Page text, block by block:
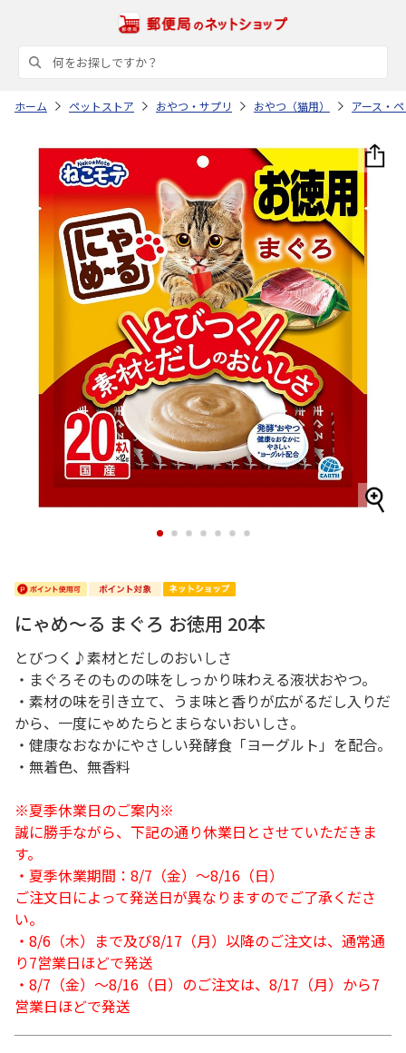
ホーム ペットストア おやつ・サプリ おやつ（猫用） アース・
1 2 3 4 5 6 7
にゃめ～る まぐろ お徳用 20本
とびつく♪素材とだしのおいしさ
・まぐろそのものの味をしっかり味わえる液状おやつ。
・素材の味を引き立て、うま味と香りが広がるだし入りだ
から、一度にゃめたらとまらないおいしさ。
・健康なおなかにやさしい発酵食「ヨーグルト」を配合。
・無着色、無香料
※夏季休業日のご案内※
誠に勝手ながら、下記の通り休業日とさせていただきま
す。
・夏季休業期間：8/7（金）～8/16（日）
ご注文日によって発送日が異なりますのでご了承くださ
い。
・8/6（木）まで及び8/17（月）以降のご注文は、通常通
り7営業日ほどで発送
・8/7（金）～8/16（日）のご注文は、8/17（月）から7
営業日ほどで発送